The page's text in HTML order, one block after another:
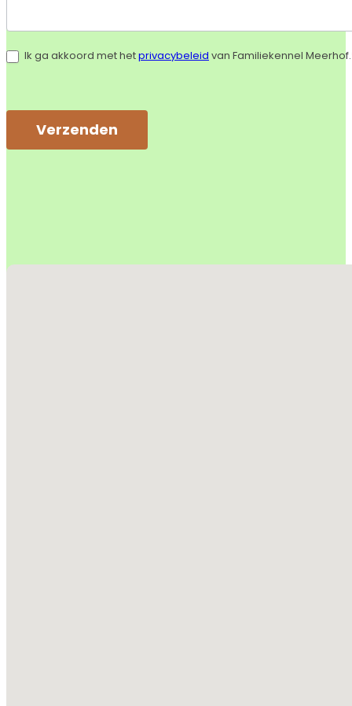
Ik ga akkoord met hetprivacybeleid van Familiekennel Meerhof.
Verzenden
Geen locaties gevonden